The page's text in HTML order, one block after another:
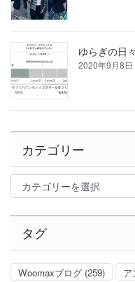
ゆらぎの日々
2020年9月8日
カテゴリー
テ
タグ
Woomaxブログ (259) ア